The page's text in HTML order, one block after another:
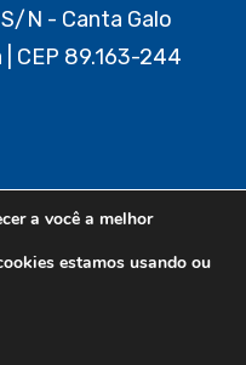
N - Canta Galo
CEP 89.163-244
a você a melhor
estamos usando ou